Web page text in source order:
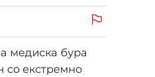
медиска бура
со екстремно